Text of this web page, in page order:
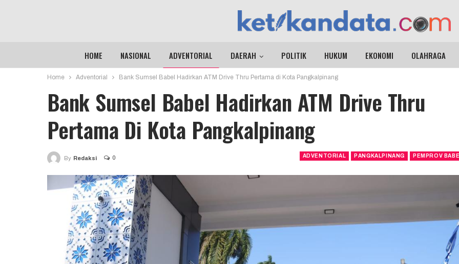
HOME NASIONAL ADVENTORIAL DAERAH POLITIK HUKUM EKONOMI OLAHRAGA
Home Adventorial Bank Sumsel Babel Hadirkan ATM Drive Thru Pertama di Kota Pangkalpinang
Bank Sumsel Babel Hadirkan ATM Drive Thru
Pertama Di Kota Pangkalpinang
ADVENTORIAL PANGKALPINANG PEMPROV
By Redaksi 0